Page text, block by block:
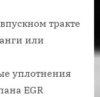
тракте
или
уплотнения
EGR